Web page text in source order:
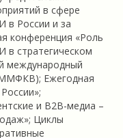
в сфере
в России и за
конференция «Роль
в стратегическом
международный
Ежегодная
и B2B-медиа –
Циклы